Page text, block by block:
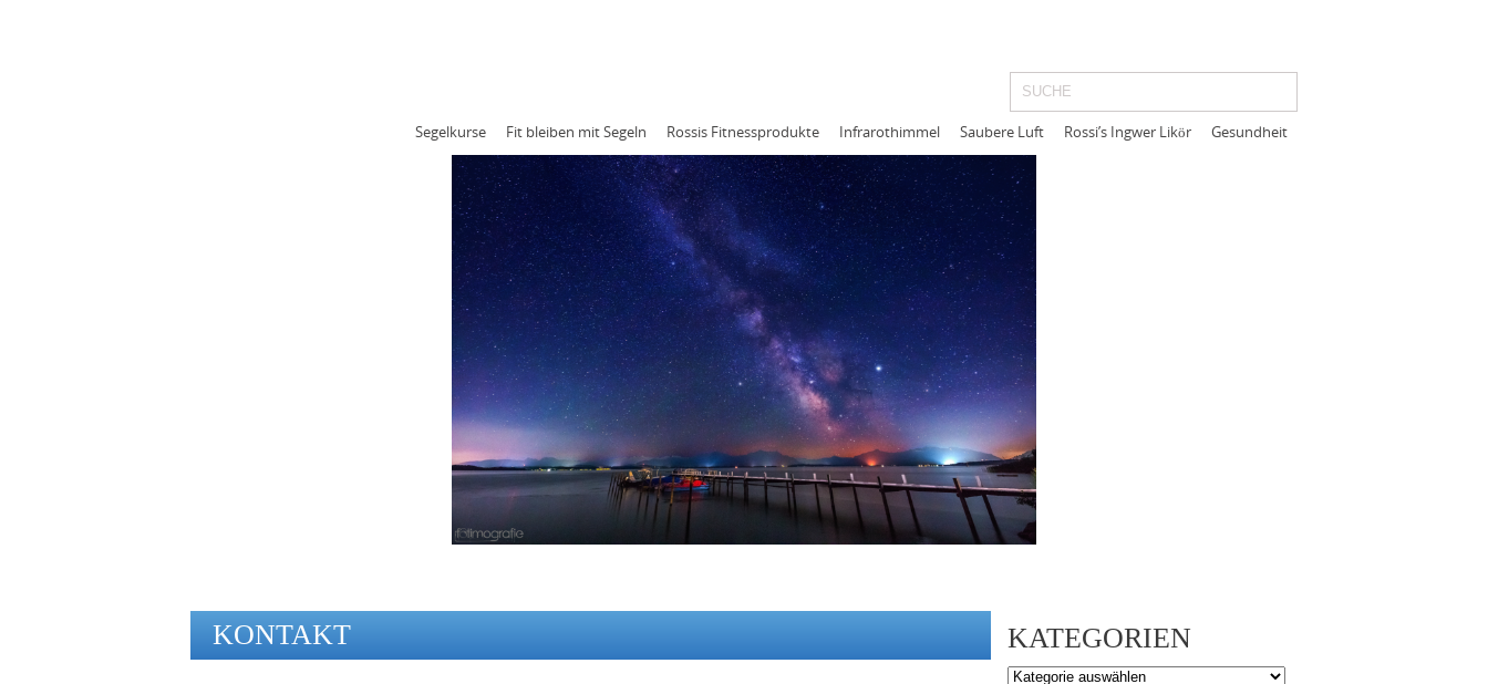
Segelkurse Fit bleiben mit Segeln Rossis Fitnessprodukte Infrarothimmel Saubere Luft Rossi’s Ingwer Likör Gesundheit
KATEGORIEN
Kategorien
KONTAKT